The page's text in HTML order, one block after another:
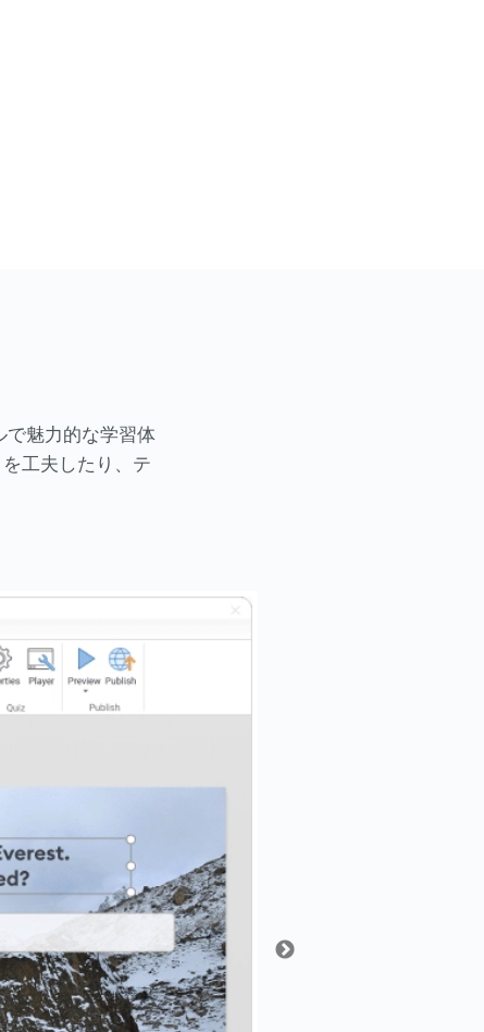
で魅力的な学習体
工夫したり、テ